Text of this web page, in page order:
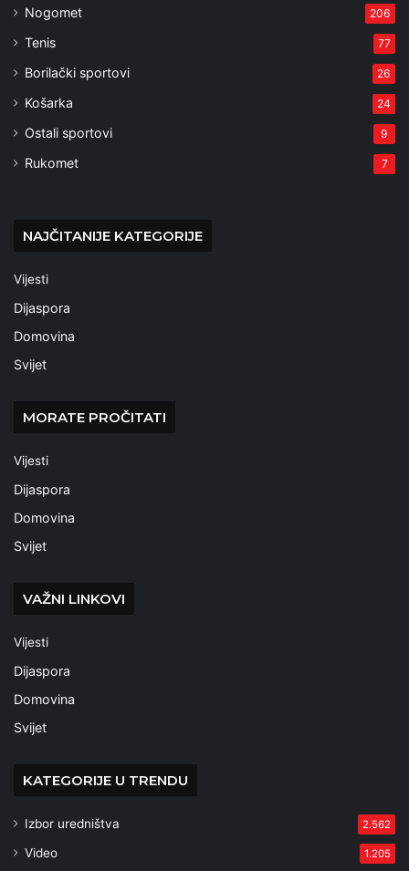
Nogomet 206
Tenis 77
Borilački sportovi 26
Košarka 24
Ostali sportovi 9
Rukomet 7
NAJČITANIJE KATEGORIJE
Vijesti
Dijaspora
Domovina
Svijet
MORATE PROČITATI
Vijesti
Dijaspora
Domovina
Svijet
VAŽNI LINKOVI
Vijesti
Dijaspora
Domovina
Svijet
KATEGORIJE U TRENDU
Izbor uredništva 2.562
Video 1.205